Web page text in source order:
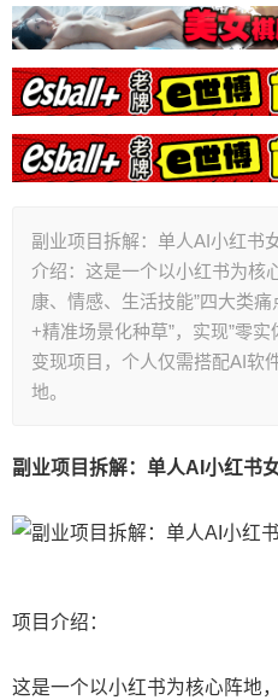
副业项目拆解：单人AI小红书
介绍：这是一个以小红书为核
康、情感、生活技能”四大类
+精准场景化种草”，实现”零
变现项目，个人仅需搭配AI软
地。
副业项目拆解：单人AI小红书
项目介绍：
这是一个以小红书为核心阵地